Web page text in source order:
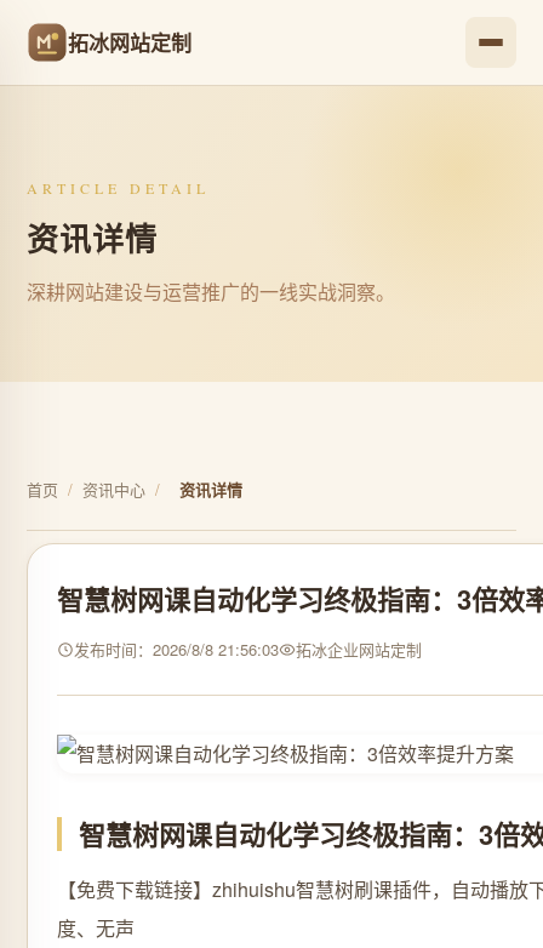
拓冰网站定制
ARTICLE DETAIL
资讯详情
深耕网站建设与运营推广的一线实战洞察。
首页 / 资讯中心 / 资讯详情
智慧树网课自动化学习终极指南：3倍效
发布时间：2026/8/8 21:56:03 拓冰企业网站定制
智慧树网课自动化学习终极指南：3倍
【免费下载链接】zhihuishu智慧树刷课插件，自动播放
度、无声